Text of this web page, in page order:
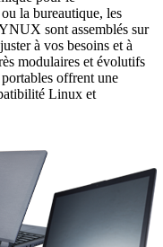
la bureautique, les
sont assemblés sur
à vos besoins et à
modulaires et évolutifs
offrent une
Linux et